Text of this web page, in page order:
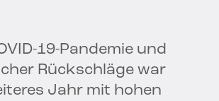
19-Pandemie und
Rückschläge war
Jahr mit hohen